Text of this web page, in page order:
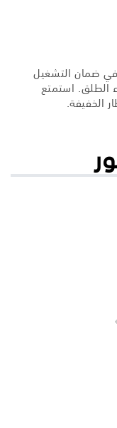
ضمان التشغيل
استمتع